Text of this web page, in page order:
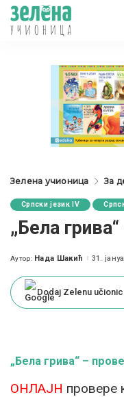
Зелена учионица За
Српски језик IV
„Бела
Posted
Аутор: Нада Шакић 31.
Dodaj Zelenu
„Бела грива“ –
ОНЛАЈН провере